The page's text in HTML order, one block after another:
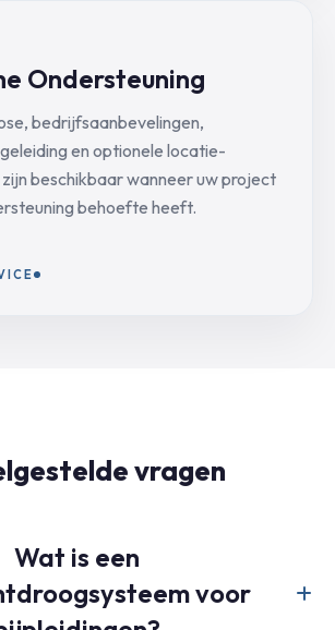
Ondersteuning
bedrijfsaanbevelingen,
en optionele locatie-
beschikbaar wanneer uw project
behoefte heeft.
vragen
Wat is een
voor